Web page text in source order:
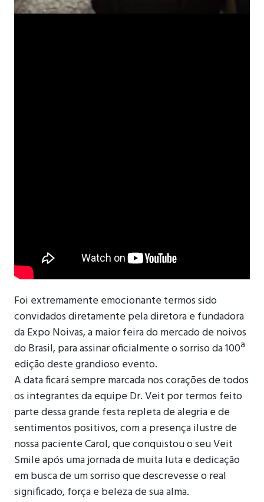
Foi extremamente emocionante termos sido
convidados diretamente pela diretora e fundadora
da Expo Noivas, a maior feira do mercado de noivos
do Brasil, para assinar oficialmente o sorriso da 100ª
edição deste grandioso evento.
A data ficará sempre marcada nos corações de todos
os integrantes da equipe Dr. Veit por termos feito
parte dessa grande festa repleta de alegria e de
sentimentos positivos, com a presença ilustre de
nossa paciente Carol, que conquistou o seu Veit
Smile após uma jornada de muita luta e dedicação
em busca de um sorriso que descrevesse o real
significado, força e beleza de sua alma.